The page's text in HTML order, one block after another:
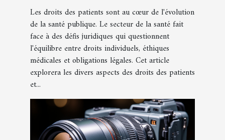
Les droits des patients sont au cœur de l'évolution
de la santé publique. Le secteur de la santé fait
face à des défis juridiques qui questionnent
l'équilibre entre droits individuels, éthiques
médicales et obligations légales. Cet article
explorera les divers aspects des droits des patients
et...